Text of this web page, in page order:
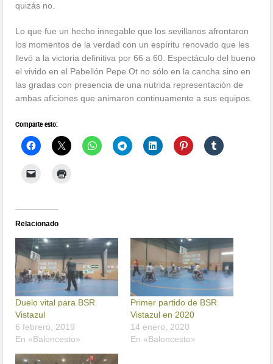
quizás no.
Lo que fue un hecho innegable que los sevillanos afrontaron
los momentos de la verdad con un espíritu renovado que les
llevó a la victoria definitiva por 66 a 60. Espectáculo del bueno
el vivido en el Pabellón Pepe Ot no sólo en la cancha sino en
las gradas con presencia de una nutrida representación de
ambas aficiones que animaron continuamente a sus equipos.
Comparte esto:
Relacionado
Duelo vital para BSR
Vistazul
6 febrero, 2019
En «Baloncesto»
Primer partido de BSR
Vistazul en 2020
14 enero, 2020
En «Baloncesto»